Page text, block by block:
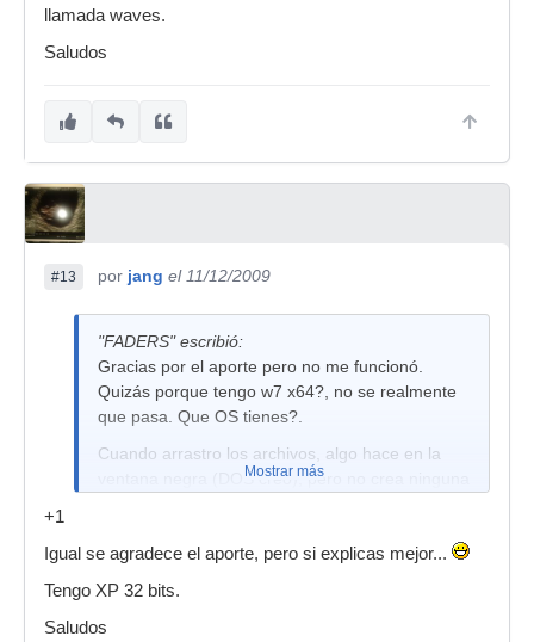
llamada waves.
Saludos
#13 por jang el 11/12/2009
"FADERS" escribió:
Gracias por el aporte pero no me funcionó.
Quizás porque tengo w7 x64?, no se realmente
que pasa. Que OS tienes?.
Cuando arrastro los archivos, algo hace en la
ventana negra (DOS creo), pero no crea ninguna
Mostrar más
+1
Igual se agradece el aporte, pero si explicas mejor...
Tengo XP 32 bits.
Saludos